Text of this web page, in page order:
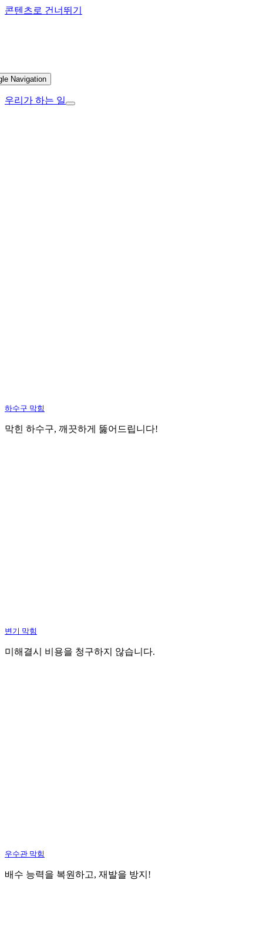
콘텐츠로 건너뛰기
Navigation
우리가 하는 일
하수구 막힘
막힌 하수구, 깨끗하게 뚫어드립니다!
변기 막힘
미해결시 비용을 청구하지 않습니다.
우수관 막힘
배수 능력을 복원하고, 재발을 방지!